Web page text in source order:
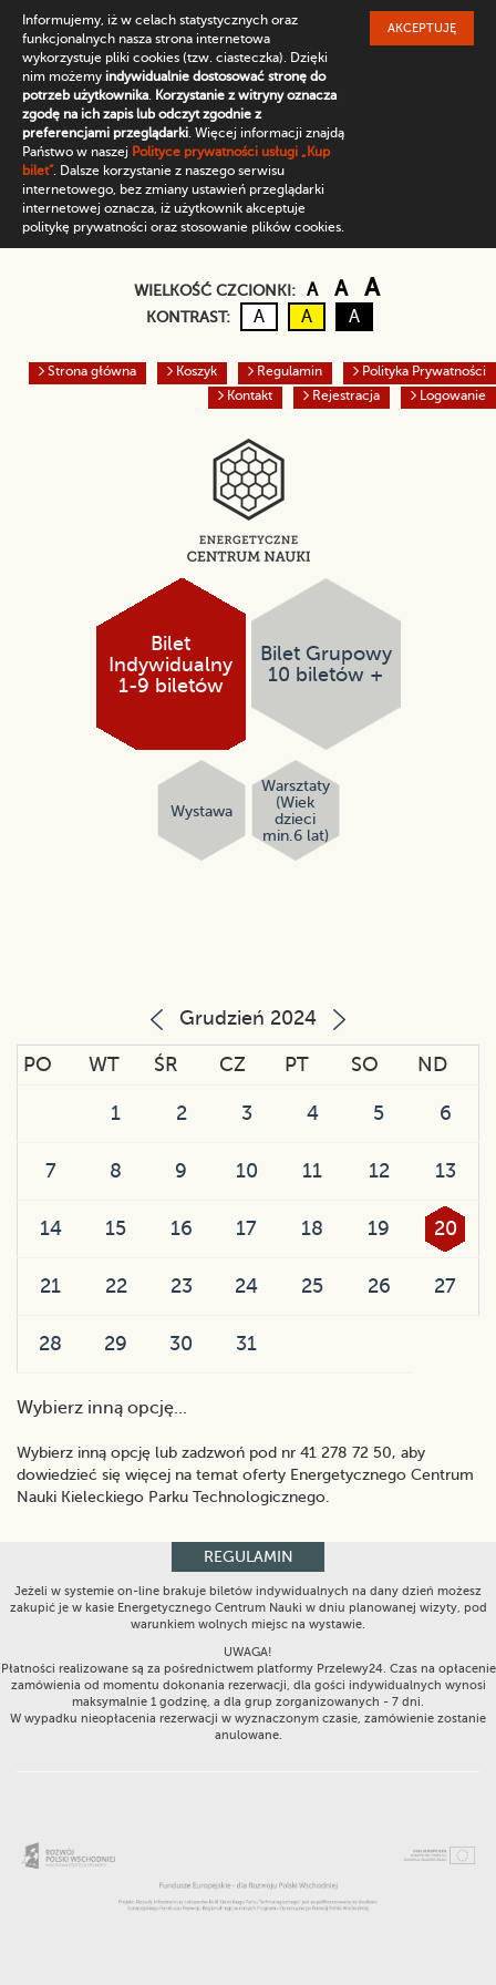
Informujemy, iż w celach statystycznych oraz
funkcjonalnych nasza strona internetowa
wykorzystuje pliki cookies (tzw. ciasteczka). Dzięki
nim możemy indywidualnie dostosować stronę do
potrzeb użytkownika. Korzystanie z witryny oznacza
zgodę na ich zapis lub odczyt zgodnie z
preferencjami przeglądarki. Więcej informacji znajdą
Państwo w naszej Polityce prywatności usługi „Kup
bilet”. Dalsze korzystanie z naszego serwisu
internetowego, bez zmiany ustawień przeglądarki
internetowej oznacza, iż użytkownik akceptuje
politykę prywatności oraz stosowanie plików cookies.
AKCEPTUJĘ
WIELKOŚĆ CZCIONKI: A Domyślny rozmiar
AWiększa
A
KONTRAST: AKontrast domyślny
ACzarny tekst na
ABiały tekst na
Strona główna Koszyk Regulamin
Polityka Prywatności
Kontakt
Rejestracja Logowanie
Bilet
Indywidualny
1-9 biletów
Bilet Grupowy
10 biletów +
Wystawa
Warsztaty
(Wiek
dzieci
min.6 lat)
Grudzień 2024
PO WT ŚR CZ PT SO ND
1 2 3 4 5 6
7 8 9 10 11 12 13
14 15 16 17 18 19 20
21 22 23 24 25 26 27
28 29 30 31
Wybierz inną opcję...
Wybierz inną opcję lub zadzwoń pod nr 41 278 72 50, aby
dowiedzieć się więcej na temat oferty Energetycznego Centrum
Nauki Kieleckiego Parku Technologicznego.
REGULAMIN
Jeżeli w systemie on-line brakuje biletów indywidualnych na dany dzień możesz
zakupić je w kasie Energetycznego Centrum Nauki w dniu planowanej wizyty, pod
warunkiem wolnych miejsc na wystawie.
UWAGA!
Płatności realizowane są za pośrednictwem platformy Przelewy24. Czas na opłacenie
zamówienia od momentu dokonania rezerwacji, dla gości indywidualnych wynosi
maksymalnie 1 godzinę, a dla grup zorganizowanych - 7 dni.
W wypadku nieopłacenia rezerwacji w wyznaczonym czasie, zamówienie zostanie
anulowane.